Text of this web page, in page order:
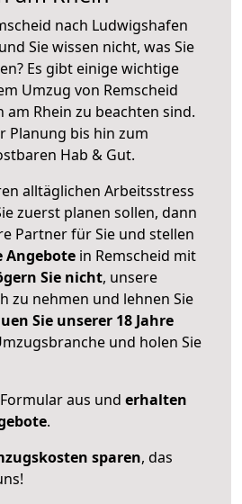
nach Ludwigshafen
Sie wissen nicht, was Sie
Es gibt einige wichtige
Umzug von Remscheid
am Rhein zu beachten sind.
Planung bis hin zum
Hab & Gut.
alltäglichen Arbeitsstress
zuerst planen sollen, dann
Partner für Sie und stellen
Angebote in Remscheid mit
Sie nicht, unsere
zu nehmen und lehnen Sie
Sie unserer 18 Jahre
und holen Sie
aus und erhalten
.
sparen, das